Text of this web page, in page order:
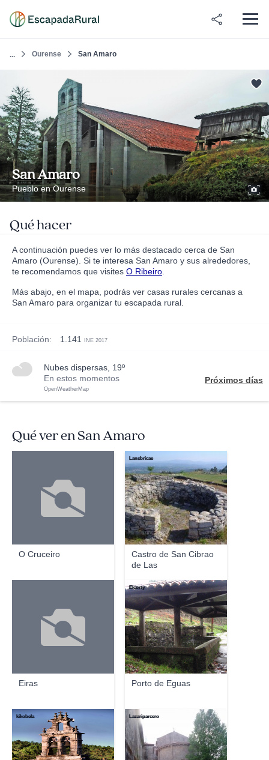
... Ourense San Amaro
San Amaro
Pueblo en Ourense
Qué hacer
A continuación puedes ver lo más destacado cerca de San
Amaro (Ourense). Si te interesa San Amaro y sus alrededores,
te recomendamos que visites O Ribeiro
Más abajo, en el mapa, podrás ver casas rurales cercanas a
San Amaro para organizar tu escapada rural.
Población: 1.141 INE 2017
nubes dispersas, 19º
En estos momentos
OpenWeatherMap
Próximos días
Qué ver en San Amaro
O Cruceiro
Castro de San Cibrao
de Las
Lansbricae
Eiras Porto de Eguas
Elcorty
kikobela Lazariparcero